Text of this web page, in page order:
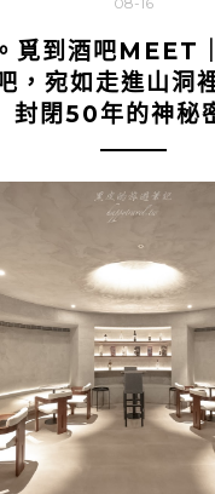
覓到酒吧MEET
，宛如走進山洞
封閉50年的神秘